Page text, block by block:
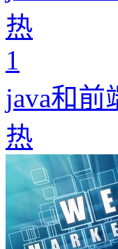
热
1
java和前
热